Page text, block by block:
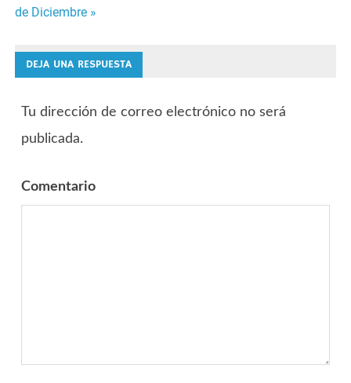
entradas
de Diciembre »
DEJA UNA RESPUESTA
Tu dirección de correo electrónico no será
publicada.
Comentario